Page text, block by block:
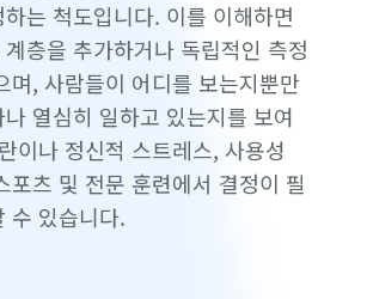
는 척도입니다. 이를 이해하면
층을 추가하거나 독립적인 측정
며, 사람들이 어디를 보는지뿐만
열심히 일하고 있는지를 보여
이나 정신적 스트레스, 사용성
포츠 및 전문 훈련에서 결정이 필
수 있습니다.